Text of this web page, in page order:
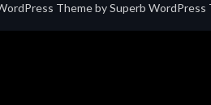
Theme bySuperb WordPress